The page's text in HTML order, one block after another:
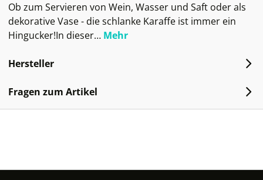
Ob zum Servieren von Wein, Wasser und Saft oder als
dekorative Vase - die schlanke Karaffe ist immer ein
Hingucker!In dieser… Mehr
Hersteller
Fragen zum Artikel